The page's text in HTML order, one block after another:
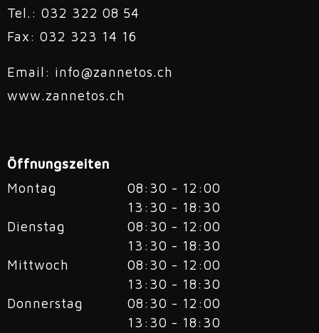
Tel.: 032 322 08 54
Fax: 032 323 14 16
Email: info@zannetos.ch
www.zannetos.ch
Öffnungszeiten
Montag
08:30 - 12:00
13:30 - 18:30
Dienstag
08:30 - 12:00
13:30 - 18:30
Mittwoch
08:30 - 12:00
13:30 - 18:30
Donnerstag
08:30 - 12:00
13:30 - 18:30